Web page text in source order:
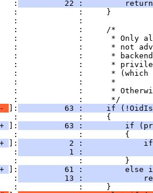
:
22 :
:             :     }
:             :
:             :     /*
:             :      * Only
:             :      * not
:             :      *
:             :      *
:             :      * (which
:             :      *
:             :      *
:             :      */
]:
63 :     if
:             :     {
]:
63 :         if
:             :         {
]:
2 :
:
1 :
:             :         }
]:
61 :         else
:
13 :
:             :     }